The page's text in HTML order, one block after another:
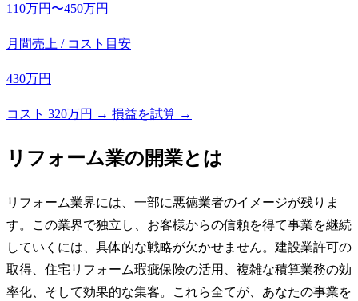
110万円〜450万円
月間売上 / コスト目安
430万円
コスト 320万円 → 損益を試算 →
リフォーム業の開業とは
リフォーム業界には、一部に悪徳業者のイメージが残りま
す。この業界で独立し、お客様からの信頼を得て事業を継続
していくには、具体的な戦略が欠かせません。建設業許可の
取得、住宅リフォーム瑕疵保険の活用、複雑な積算業務の効
率化、そして効果的な集客。これら全てが、あなたの事業を